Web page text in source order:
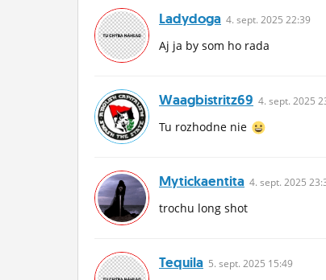
Ladydoga 4. sept. 2025 22:39
Aj ja by som ho rada
Waagbistritz69 4. sept. 2025
Tu rozhodne nie
Mytickaentita 4. sept. 2025
trochu long shot
Tequila 5. sept. 2025 15:49